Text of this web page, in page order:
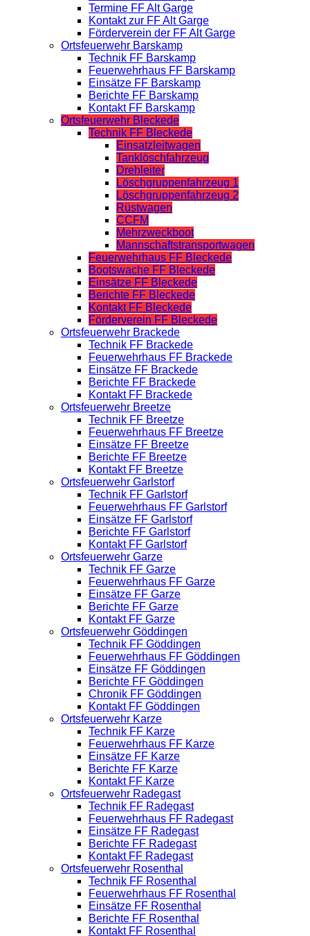
Termine FF Alt Garge
Kontakt zur FF Alt Garge
Förderverein der FF Alt Garge
Ortsfeuerwehr Barskamp
Technik FF Barskamp
Feuerwehrhaus FF Barskamp
Einsätze FF Barskamp
Berichte FF Barskamp
Kontakt FF Barskamp
Ortsfeuerwehr Bleckede
Technik FF Bleckede
Einsatzleitwagen
Tanklöschfahrzeug
Drehleiter
Löschgruppenfahrzeug 1
Löschgruppenfahrzeug 2
Rüstwagen
CCFM
Mehrzweckboot
Mannschaftstransportwagen
Feuerwehrhaus FF Bleckede
Bootswache FF Bleckede
Einsätze FF Bleckede
Berichte FF Bleckede
Kontakt FF Bleckede
Förderverein FF Bleckede
Ortsfeuerwehr Brackede
Technik FF Brackede
Feuerwehrhaus FF Brackede
Einsätze FF Brackede
Berichte FF Brackede
Kontakt FF Brackede
Ortsfeuerwehr Breetze
Technik FF Breetze
Feuerwehrhaus FF Breetze
Einsätze FF Breetze
Berichte FF Breetze
Kontakt FF Breetze
Ortsfeuerwehr Garlstorf
Technik FF Garlstorf
Feuerwehrhaus FF Garlstorf
Einsätze FF Garlstorf
Berichte FF Garlstorf
Kontakt FF Garlstorf
Ortsfeuerwehr Garze
Technik FF Garze
Feuerwehrhaus FF Garze
Einsätze FF Garze
Berichte FF Garze
Kontakt FF Garze
Ortsfeuerwehr Göddingen
Technik FF Göddingen
Feuerwehrhaus FF Göddingen
Einsätze FF Göddingen
Berichte FF Göddingen
Chronik FF Göddingen
Kontakt FF Göddingen
Ortsfeuerwehr Karze
Technik FF Karze
Feuerwehrhaus FF Karze
Einsätze FF Karze
Berichte FF Karze
Kontakt FF Karze
Ortsfeuerwehr Radegast
Technik FF Radegast
Feuerwehrhaus FF Radegast
Einsätze FF Radegast
Berichte FF Radegast
Kontakt FF Radegast
Ortsfeuerwehr Rosenthal
Technik FF Rosenthal
Feuerwehrhaus FF Rosenthal
Einsätze FF Rosenthal
Berichte FF Rosenthal
Kontakt FF Rosenthal